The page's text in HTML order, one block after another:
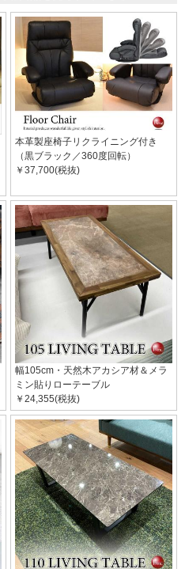
本革製座椅子リクライニング付き
（黒ブラック／360度回転）
￥37,700(税抜)
幅105cm・天然木アカシア材＆メラ
ミン貼りローテーブル
￥24,355(税抜)